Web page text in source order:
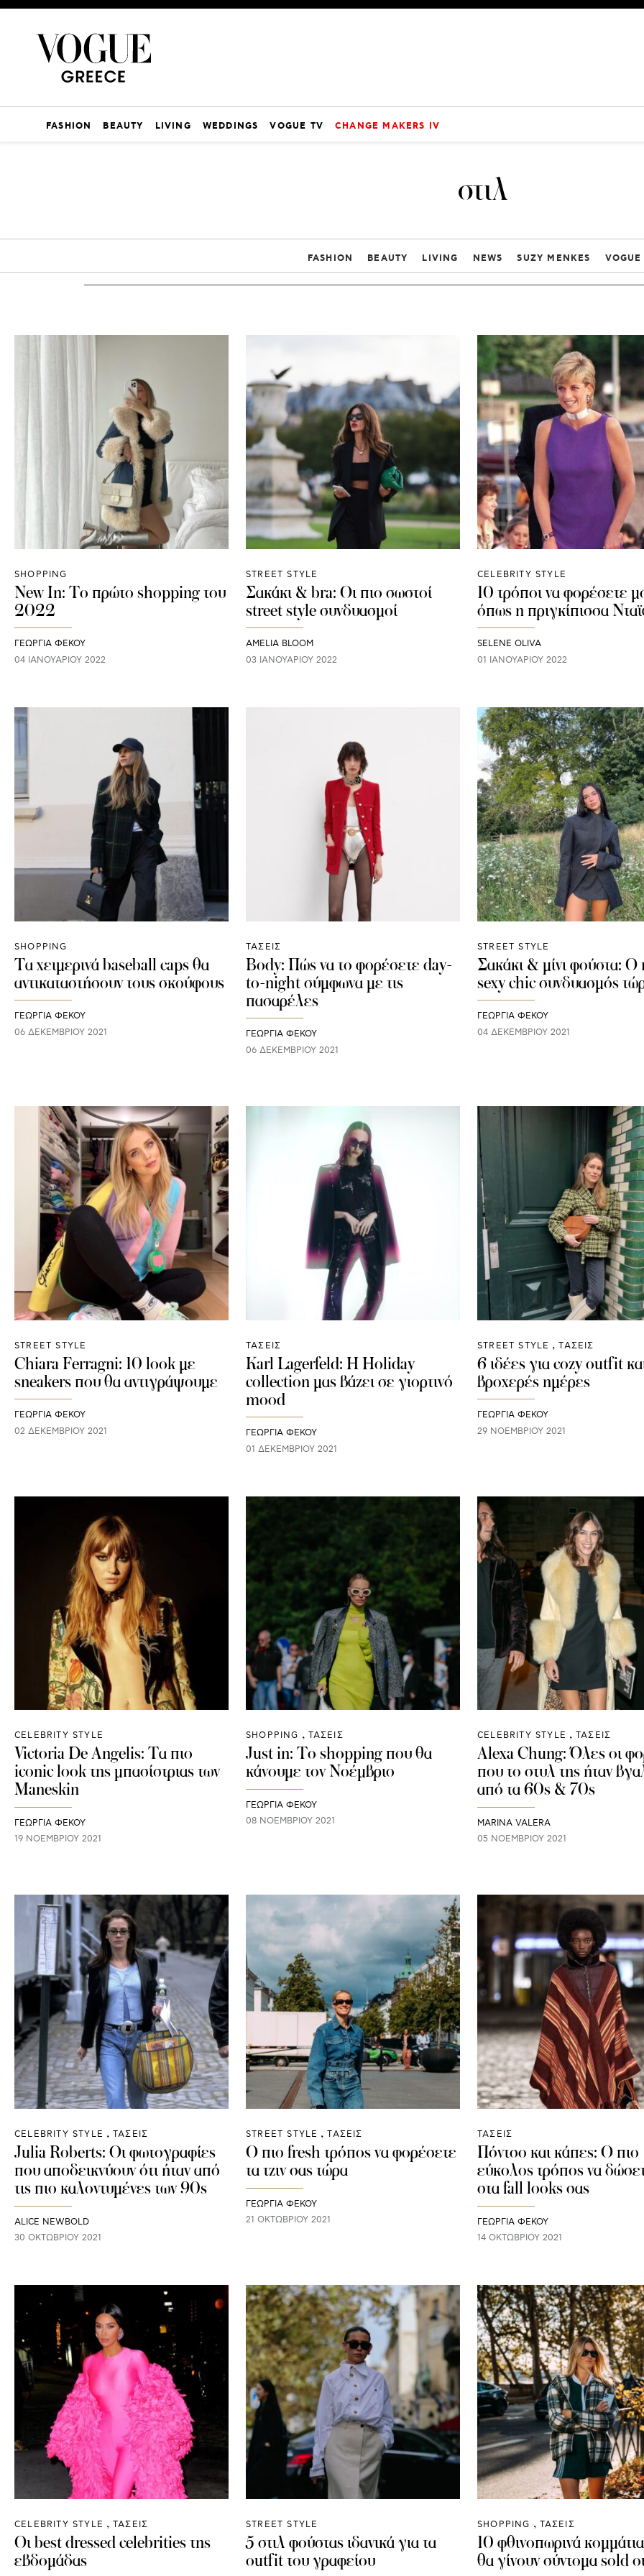
FASHION BEAUTY LIVING WEDDINGS VOGUE TV CHANGE MAKERS IV
στιλ
FASHION BEAUTY LIVING NEWS SUZY MENKES
SHOPPING
New In: Το πρώτο shopping του
2022
ΓΕΩΡΓΙΑ ΦΕΚΟΥ
04 ΙΑΝΟΥΑΡΊΟΥ 2022
STREET STYLE
Σακάκι & bra: Οι πιο σωστοί
street style συνδυασμοί
AMELIA BLOOM
03 ΙΑΝΟΥΑΡΊΟΥ 2022
CELEBRITY STYLE
10 τρόποι να φορέσετε
όπως η πριγκίπισσα
SELENE OLIVA
01 ΙΑΝΟΥΑΡΊΟΥ 2022
SHOPPING
Τα χειμερινά baseball caps θα
αντικαταστήσουν τους σκούφους
ΓΕΩΡΓΙΑ ΦΕΚΟΥ
06 ΔΕΚΕΜΒΡΊΟΥ 2021
ΤΑΣΕΙΣ
Body: Πώς να το φορέσετε day-
to-night σύμφωνα με τις
πασαρέλες
ΓΕΩΡΓΙΑ ΦΕΚΟΥ
06 ΔΕΚΕΜΒΡΊΟΥ 2021
STREET STYLE
Σακάκι & μίνι φούστα: Ο
sexy chic συνδυασμός
ΓΕΩΡΓΙΑ ΦΕΚΟΥ
04 ΔΕΚΕΜΒΡΊΟΥ 2021
STREET STYLE
Chiara Ferragni: 10 look με
sneakers που θα αντιγράψουμε
ΓΕΩΡΓΙΑ ΦΕΚΟΥ
02 ΔΕΚΕΜΒΡΊΟΥ 2021
ΤΑΣΕΙΣ
Karl Lagerfeld: Η Holiday
collection μας βάζει σε γιορτινό
mood
ΓΕΩΡΓΙΑ ΦΕΚΟΥ
01 ΔΕΚΕΜΒΡΊΟΥ 2021
STREET STYLE ΤΑΣΕΙΣ
6 ιδέες για cozy outfit
βροχερές ημέρες
ΓΕΩΡΓΙΑ ΦΕΚΟΥ
29 ΝΟΕΜΒΡΊΟΥ 2021
CELEBRITY STYLE
Victoria De Angelis: Τα πιο
iconic look της μπασίστριας των
Maneskin
ΓΕΩΡΓΙΑ ΦΕΚΟΥ
19 ΝΟΕΜΒΡΊΟΥ 2021
SHOPPING ΤΑΣΕΙΣ
Just in: Το shopping που θα
κάνουμε τον Νοέμβριο
ΓΕΩΡΓΙΑ ΦΕΚΟΥ
08 ΝΟΕΜΒΡΊΟΥ 2021
CELEBRITY STYLE ΤΑΣΕΙΣ
Alexa Chung: Όλες οι
που το στυλ της ήταν
από τα 60s & 70s
MARINA VALERA
05 ΝΟΕΜΒΡΊΟΥ 2021
CELEBRITY STYLE ΤΑΣΕΙΣ
Julia Roberts: Οι φωτογραφίες
που αποδεικνύουν ότι ήταν από
τις πιο καλοντυμένες των 90s
ALICE NEWBOLD
30 ΟΚΤΩΒΡΊΟΥ 2021
STREET STYLE ΤΑΣΕΙΣ
Ο πιο fresh τρόπος να φορέσετε
τα τζιν σας τώρα
ΓΕΩΡΓΙΑ ΦΕΚΟΥ
21 ΟΚΤΩΒΡΊΟΥ 2021
ΤΑΣΕΙΣ
Πόντσο και κάπες: Ο πιο
εύκολος τρόπος να
στα fall looks σας
ΓΕΩΡΓΙΑ ΦΕΚΟΥ
14 ΟΚΤΩΒΡΊΟΥ 2021
CELEBRITY STYLE ΤΑΣΕΙΣ
Οι best dressed celebrities της
εβδομάδας
STREET STYLE
5 στιλ φούστας ιδανικά για τα
outfit του γραφείου
SHOPPING ΤΑΣΕΙΣ
10 φθινοπωρινά
θα γίνουν σύντομα sold